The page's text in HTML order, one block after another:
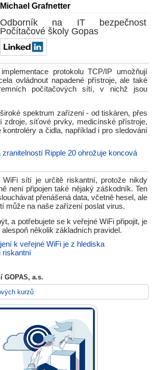
Michael Grafnetter
Odborník na IT bezpečnost
Počítačové školy Gopas
protokolu TCP/IP umožňují
ovládnout napadené přístroje, ale také
počítačových sítí, v nichž jsou
spektrum zařízení - od tiskáren, přes
zdroje, síťové prvky, medicínské přístroje,
a čidla, například i pro sledování
zranitelností Ripple 20 ohrožuje koncová
WiFi sítí je určitě riskantní, protože nikdy
není připojen také nějaký záškodník. Ten
přenášená data, včetně hesel, ale
může na naše zařízení poslat virus.
a potřebujete se k veřejné WiFi připojit, je
několik základních pravidel.
k veřejné WiFi je z hlediska
riskantní
GOPAS, a.s.
kurzů